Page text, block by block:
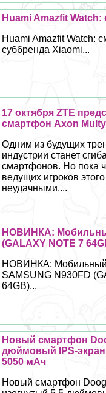
Huami Amazfit
Huami Amazfit Watch:
суббренда Xiaomi...
17 октября ZTE
смартфон Axon Multy
Одним из будущих
индустрии станет
смартфонов. Но пока
ведущих игроков
неудачными....
НОВИНКА:
(GALAXY NOTE 7
НОВИНКА:
SAMSUNG N930FD
64GB)...
Новый смартфон
дюймовый IPS-
5050 мАч
Новый смартфон